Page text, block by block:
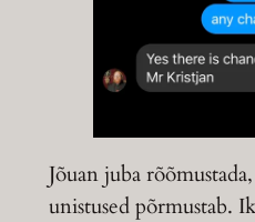
Jõuan juba
unistused põrmustab.